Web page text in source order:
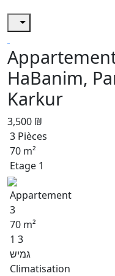
HaBanim,
Karkur
3,500 ₪
3 Pièces
70 m²
Etage 1
Appartement
3
70 m²
1 3
גמיש
Climatisation